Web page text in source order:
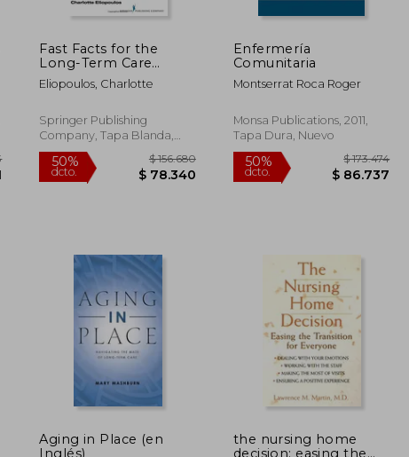
50% $ 82.752 50%
$ 76.963
Fast Facts for the
Long-Term Care
Nurse: A Guide for
Nurses in Nursing
Living Settings (en
Inglés)
Eliopoulos, Charlotte
Springer Publishing
Company, Tapa Blanda,
Nuevo
$ 156.680
Enfermería
Comunitaria
Montserrat Roca Roger
Monsa Publications, 2011,
Tapa Dura, Nuevo
Aging in Place (en
Inglés)
the nursing home
decision: easing the